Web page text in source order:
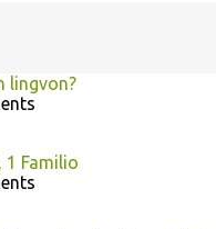
lingvon?
1 Familio